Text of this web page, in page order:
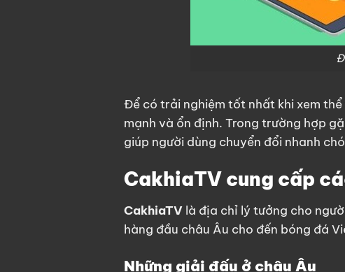
Để có trải nghiệm tốt nhất khi xem
mạnh và ổn định. Trong trường hợp
giúp người dùng chuyển đổi nhanh
CakhiaTV cung cấp
CakhiaTV là địa chỉ lý tưởng cho
hàng đầu châu Âu cho đến bóng đá
Những giải đấu ở châu Âu